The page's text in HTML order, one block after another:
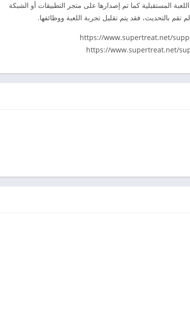
المستقبلية كما تم إصدارها على متجر التطبيقات أو الشبكة
تقم بالتحديث، فقد يتم تقليل تجربة اللعبة ووظائفها.